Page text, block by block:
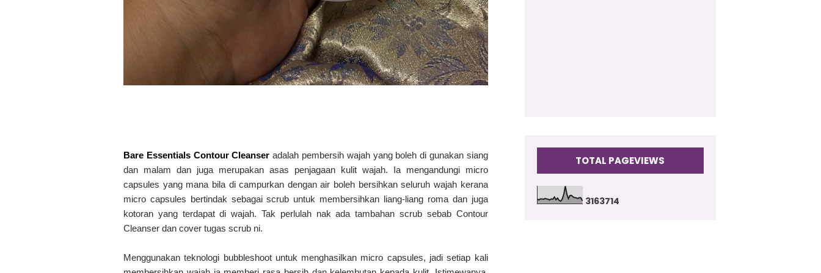
Bare Essentials Contour Cleanser adalah pembersih wajah yang boleh di gunakan siang
dan malam dan juga merupakan asas penjagaan kulit wajah. Ia mengandungi micro
capsules yang mana bila di campurkan dengan air boleh bersihkan seluruh wajah kerana
micro capsules bertindak sebagai scrub untuk membersihkan liang-liang roma dan juga
kotoran yang terdapat di wajah. Tak perlulah nak ada tambahan scrub sebab Contour
Cleanser dan cover tugas scrub ni.
Menggunakan teknologi bubbleshoot untuk menghasilkan micro capsules, jadi setiap kali
TOTAL PAGEVIEWS
3163714